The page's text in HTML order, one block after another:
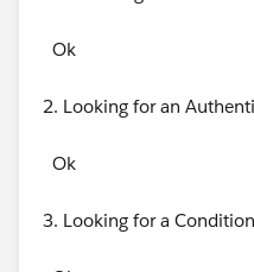
Ok
2. Looking for an
Ok
3. Looking for a